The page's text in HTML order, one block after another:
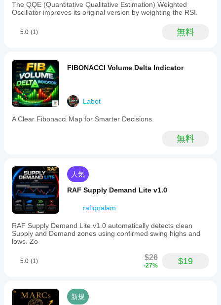
The QQE (Quantitative Qualitative Estimation) Weighted
Oscillator improves its original version by weighting the RSI.
5.0 (1) 無料
FIBONACCI Volume Delta Indicator
Labot
A Clear Fibonacci Map for Smarter Decisions.
無料
人気
RAF Supply Demand Lite v1.0
rafiqnalam
RAF Supply Demand Lite v1.0 automatically detects clean
Supply and Demand zones using confirmed swing highs and
lows. Zo
5.0 (1) $26
-27% $19
新規